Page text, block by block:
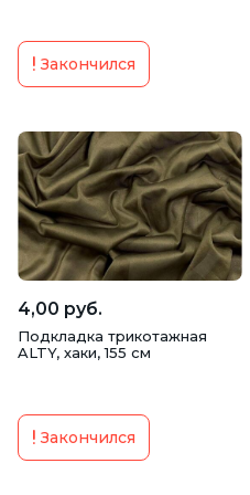
Закончился
4,00 руб.
Подкладка трикотажная
ALTY, хаки, 155 см
Закончился